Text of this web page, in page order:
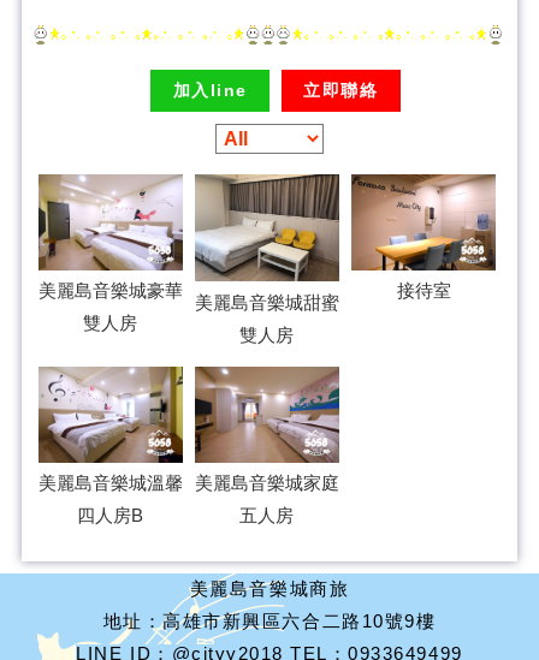
加入line 立即聯絡
美麗島音樂城豪華
雙人房
美麗島音樂城甜蜜
雙人房
接待室
美麗島音樂城溫馨
四人房B
美麗島音樂城家庭
五人房
美麗島音樂城商旅
地址：高雄市新興區六合二路10號9樓
LINE ID：@cityy2018 TEL：0933649499